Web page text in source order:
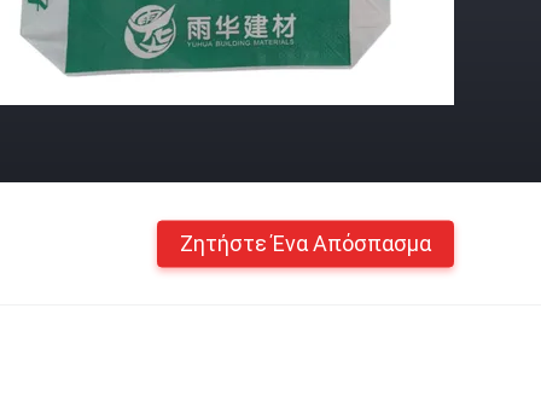
Ζητήστε Ένα Απόσπασμα